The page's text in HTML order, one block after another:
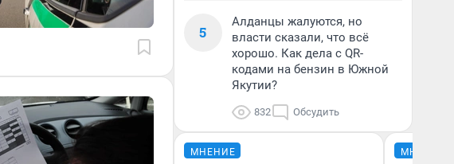
5
Алданцы жалуются, но
власти сказали, что всё
хорошо. Как дела с QR-
кодами на бензин в Южной
Якутии?
832 Обсудить
МНЕНИЕ МНЕНИЕ